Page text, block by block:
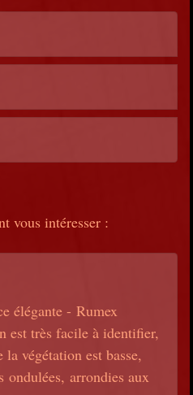
vous intéresser :
élégante - Rumex
est très facile à identifier,
végétation est basse,
ondulées, arrondies aux